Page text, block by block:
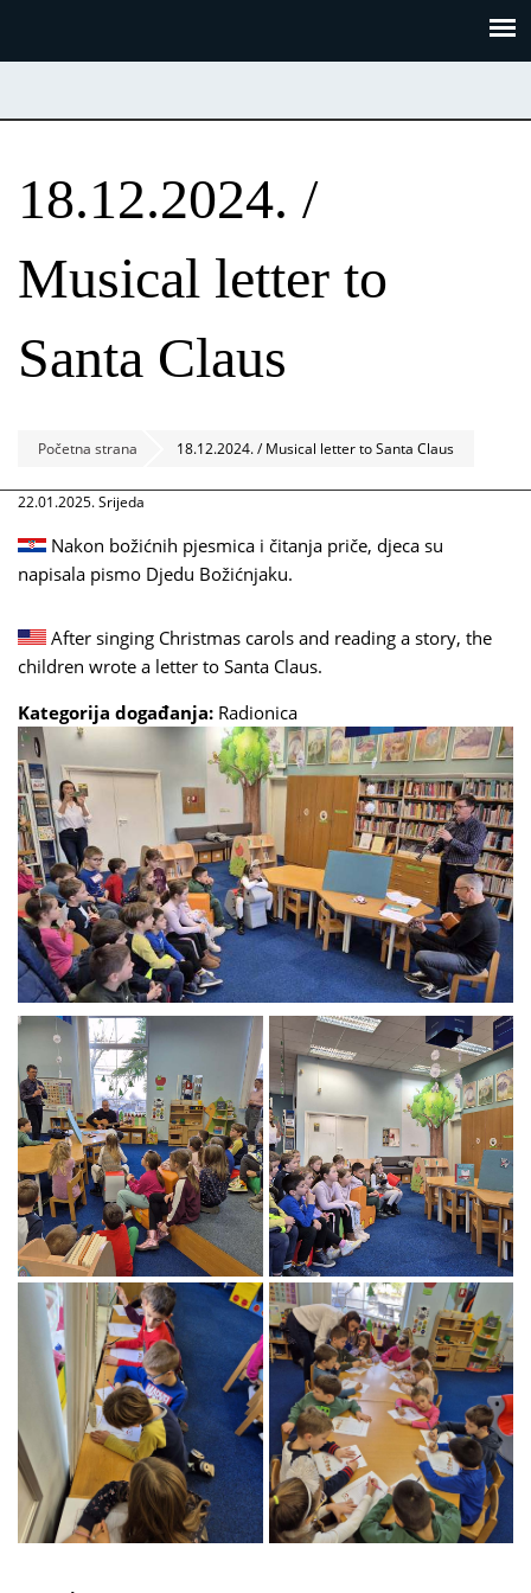
18.12.2024. /
Musical letter to
Santa Claus
Početna strana 18.12.2024. / Musical letter to Santa Claus
22.01.2025. Srijeda
Nakon božićnih pjesmica i čitanja priče, djeca su
napisala pismo Djedu Božićnjaku.
After singing Christmas carols and reading a story, the
children wrote a letter to Santa Claus.
Kategorija događanja: Radionica